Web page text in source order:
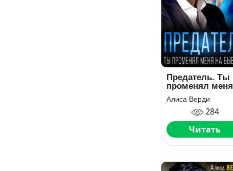
Предатель. Ты
променял меня
на бывшую
Алиса Верди
284
Читать